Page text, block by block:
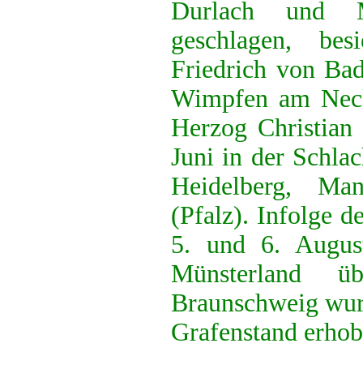
Durlach und
geschlagen,
Friedrich von
Wimpfen am
Herzog
Juni in der
Heidelberg,
(Pfalz). Infolge
5. und 6.
Münsterland
Braunschweig
Grafenstand